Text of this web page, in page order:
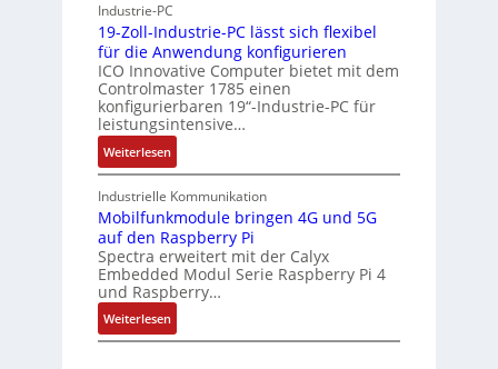
t
e
k
t
u
s
i
c
a
I
a
n
d
E
Industrie-PC
19-Zoll-Industrie-PC lässt sich flexibel
für die Anwendung konfigurieren
ICO Innovative Computer bietet mit dem
Controlmaster 1785 einen
konfigurierbaren 19“-Industrie-PC für
leistungsintensive…
Weiterlesen:
1
9
-
Z
o
l
l
-
I
Industrielle Kommunikation
Mobilfunkmodule bringen 4G und 5G
auf den Raspberry Pi
Spectra erweitert mit der Calyx
Embedded Modul Serie Raspberry Pi 4
und Raspberry…
Weiterlesen:
M